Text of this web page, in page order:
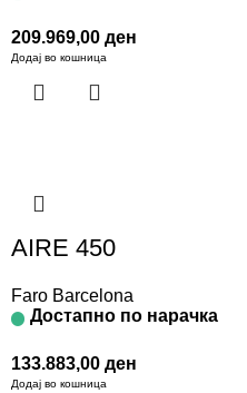
209.969,00 ден
Додај во кошница
AIRE 450
Faro Barcelona
Достапно по нарачка
133.883,00 ден
Додај во кошница